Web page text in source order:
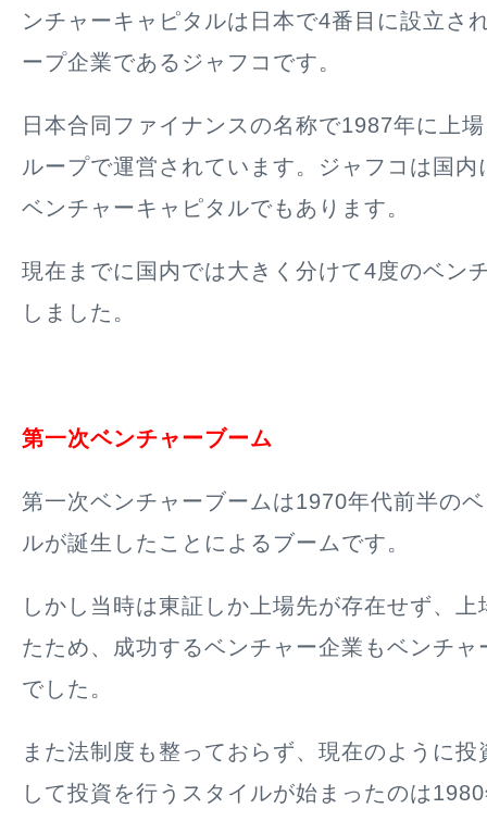
ンチャーキャピタルは日本で4番目に設立さ
ープ企業であるジャフコです。
日本合同ファイナンスの名称で1987年に上
ループで運営されています。ジャフコは国
ベンチャーキャピタルでもあります。
現在までに国内では大きく分けて4度のベン
しました。
第一次ベンチャーブーム
第一次ベンチャーブームは1970年代前半の
ルが誕生 したことによるブームです。
しかし当時は東証しか上場先が存在せず、
たため、成功するベンチャー企業もベンチャ
でした。
また法制度も整っておらず、現在のように
して投資を行うスタイルが始まったのは